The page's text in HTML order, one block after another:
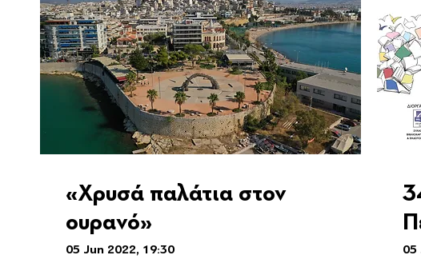
«Χρυσά παλάτια στον
ουρανό»
05 Jun 2022, 19:30
05